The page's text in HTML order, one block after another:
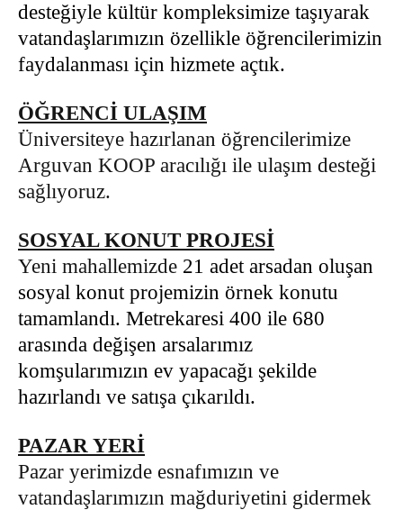
desteğiyle kültür kompleksimize taşıyarak
vatandaşlarımızın özellikle öğrencilerimizin
faydalanması için hizmete açtık.
ÖĞRENCİ ULAŞIM
Üniversiteye hazırlanan öğrencilerimize
Arguvan KOOP aracılığı ile ulaşım desteği
sağlıyoruz.
SOSYAL KONUT PROJESİ
Yeni mahallemizde 21 adet arsadan oluşan
sosyal konut projemizin örnek konutu
tamamlandı. Metrekaresi 400 ile 680
arasında değişen arsalarımız
komşularımızın ev yapacağı şekilde
hazırlandı ve satışa çıkarıldı.
PAZAR YERİ
Pazar yerimizde esnafımızın ve
vatandaşlarımızın mağduriyetini gidermek